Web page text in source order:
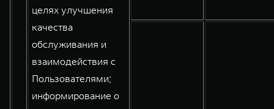
целях улучшения
качества
обслуживания и
взаимодействия с
Пользователями;
информирование о